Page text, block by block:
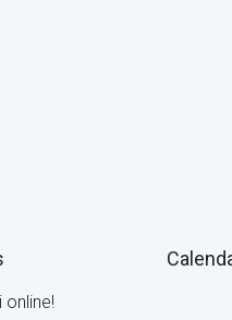
online!